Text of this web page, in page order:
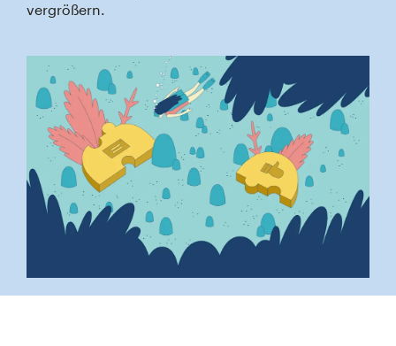
vergrößern.